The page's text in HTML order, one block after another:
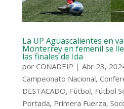
La UP Aguascalientes en
Monterrey en femenil se
las finales de Ida
por CONADEIP | Abr 23,
Campeonato Nacional,
DESTACADO, Fútbol, Fútbol
Portada, Primera Fuerza,